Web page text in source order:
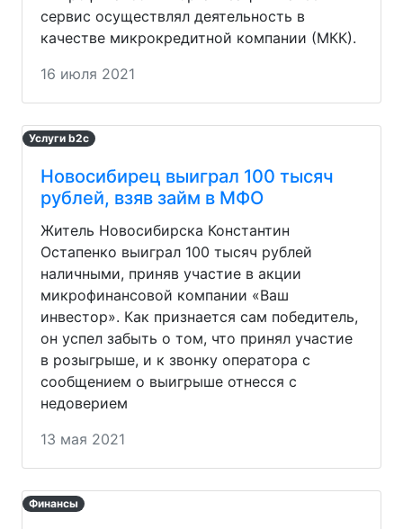
сервис осуществлял деятельность в
качестве микрокредитной компании (МКК).
16 июля 2021
Услуги b2c
Новосибирец выиграл 100 тысяч
рублей, взяв займ в МФО
Житель Новосибирска Константин
Остапенко выиграл 100 тысяч рублей
наличными, приняв участие в акции
микрофинансовой компании «Ваш
инвестор». Как признается сам победитель,
он успел забыть о том, что принял участие
в розыгрыше, и к звонку оператора с
сообщением о выигрыше отнесся с
недоверием
13 мая 2021
Финансы